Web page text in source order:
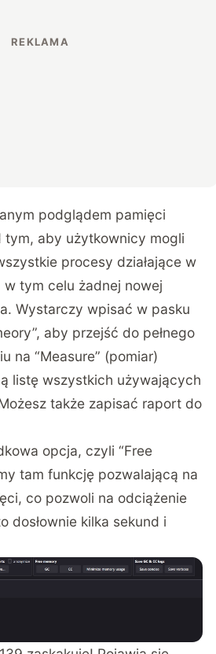
podglądem pamięci
tym, aby użytkownicy mogli
procesy działające w
tym celu żadnej nowej
Wystarczy wpisać w pasku
aby przejść do pełnego
na “Measure” (pomiar)
listę wszystkich używających
także zapisać raport do
opcja, czyli “Free
tam funkcję pozwalającą na
co pozwoli na odciążenie
dosłownie kilka sekund i